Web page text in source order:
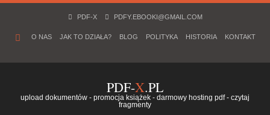
PDF-X PDFY.EBOOKI@GMAIL.COM
O NAS JAK TO DZIAŁA? BLOG POLITYKA HISTORIA KONTAKT
PDF-X.PL
upload dokumentów - promocja książek - darmowy hosting pdf - czytaj
fragmenty